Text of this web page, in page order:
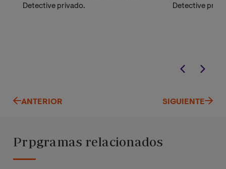
Detective privado.
Detective
ANTERIOR SIGUIENTE
Prpgramas relacionados